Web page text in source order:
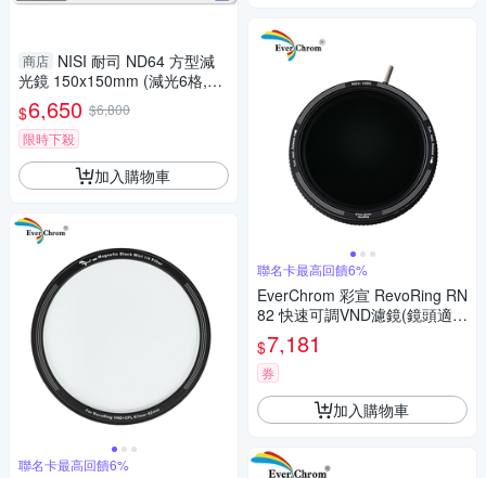
商店 NISI 耐司 ND64 方型減
光鏡 150x150mm (減光6格,公
司貨)
$6,650 $6,800
限時下殺
加入購物車
聯名卡最高回饋6%
聯名卡最高回饋6%
EverChrom 彩宣 RevoRing RN
82 快速可調VND濾鏡(鏡頭適用
67-82mm)
$7,181
券
加入購物車